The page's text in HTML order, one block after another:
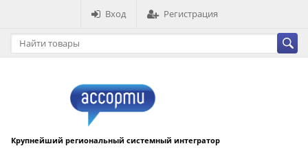
Вход Регистрация
Крупнейший региональный системный интегратор